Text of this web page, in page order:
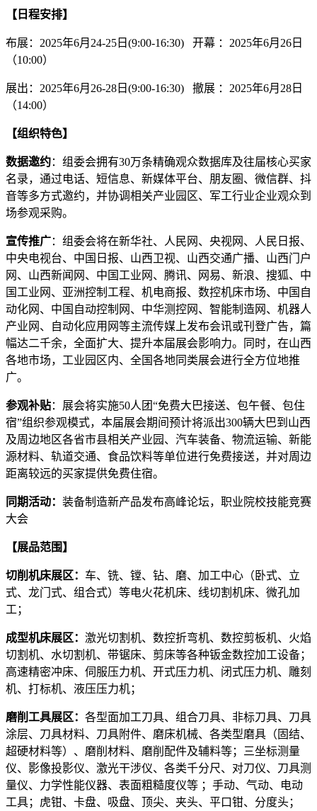
【日程安排】
布展：2025年6月24-25日(9:00-16:30) 开幕 ：2025年6月26日
（10:00）
展出：2025年6月26-28日(9:00-16:30) 撤展 ：2025年6月28日
（14:00）
【组织特色】
数据邀约：组委会拥有30万条精确观众数据库及往届核心买家
名录，通过电话、短信息、新媒体平台、朋友圈、微信群、抖
音等多方式邀约，并协调相关产业园区、军工行业企业观众到
场参观采购。
宣传推广：组委会将在新华社、人民网、央视网、人民日报、
中央电视台、中国日报、山西卫视、山西交通广播、山西门户
网、山西新闻网、中国工业网、腾讯、网易、新浪、搜狐、中
国工业网、亚洲控制工程、机电商报、数控机床市场、中国自
动化网、中国自动控制网、中华测控网、智能制造网、机器人
产业网、自动化应用网等主流传媒上发布会讯或刊登广告，篇
幅达二千余，全面扩大、提升本届展会影响力。同时，在山西
各地市场，工业园区内、全国各地同类展会进行全方位地推
广。
参观补贴：展会将实施50人团“免费大巴接送、包午餐、包住
宿”组织参观模式，本届展会期间预计将派出300辆大巴到山西
及周边地区各省市县相关产业园、汽车装备、物流运输、新能
源材料、轨道交通、食品饮料等单位进行免费接送，并对周边
距离较远的买家提供免费住宿。
同期活动： 装备制造新产品发布高峰论坛，职业院校技能竞赛
大会
【展品范围】
切削机床展区： 车、铣、镗、钻、磨、加工中心（卧式、立
式、龙门式、组合式）等电火花机床、线切割机床、微孔加
工；
成型机床展区： 激光切割机、数控折弯机、数控剪板机、火焰
切割机、水切割机、带锯床、剪床等各种钣金数控加工设备；
高速精密冲床、伺服压力机、开式压力机、闭式压力机、雕刻
机、打标机、液压压力机；
磨削工具展区： 各型面加工刀具、组合刀具、非标刀具、刀具
涂层、刀具材料、刀具附件、磨床机械、各类型磨具（固结、
超硬材料等）、磨削材料、磨削配件及辅料等；三坐标测量
仪、影像投影仪、激光干涉仪、各类千分尺、对刀仪、刀具测
量仪、力学性能仪器、表面粗糙度仪等 ；手动、气动、电动
工具；虎钳、卡盘、吸盘、顶尖、夹头、平口钳、分度头；